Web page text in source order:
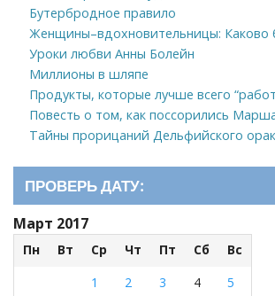
Бутербродное правило
Женщины–вдохновительницы: Каково
Уроки любви Анны Болейн
Миллионы в шляпе
Продукты, которые лучше всего
Повесть о том, как поссорились
Тайны прорицаний Дельфийского
ПРОВЕРЬ ДАТУ:
Март 2017
Пн Вт Ср Чт Пт Сб
Вс
1
2 3 4
5